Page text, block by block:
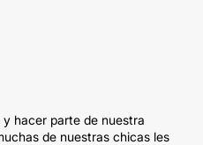
hacer parte de nuestra
de nuestras chicas les